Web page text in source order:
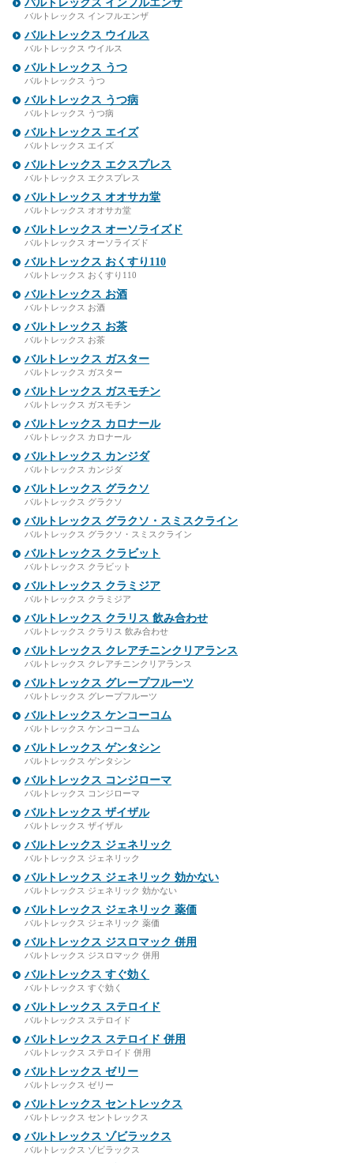
バルトレックス インフルエンザ
バルトレックス インフルエンザ
バルトレックス ウイルス
バルトレックス ウイルス
バルトレックス うつ
バルトレックス うつ
バルトレックス うつ病
バルトレックス うつ病
バルトレックス エイズ
バルトレックス エイズ
バルトレックス エクスプレス
バルトレックス エクスプレス
バルトレックス オオサカ堂
バルトレックス オオサカ堂
バルトレックス オーソライズド
バルトレックス オーソライズド
バルトレックス おくすり110
バルトレックス おくすり110
バルトレックス お酒
バルトレックス お酒
バルトレックス お茶
バルトレックス お茶
バルトレックス ガスター
バルトレックス ガスター
バルトレックス ガスモチン
バルトレックス ガスモチン
バルトレックス カロナール
バルトレックス カロナール
バルトレックス カンジダ
バルトレックス カンジダ
バルトレックス グラクソ
バルトレックス グラクソ
バルトレックス グラクソ・スミスクライン
バルトレックス グラクソ・スミスクライン
バルトレックス クラビット
バルトレックス クラビット
バルトレックス クラミジア
バルトレックス クラミジア
バルトレックス クラリス 飲み合わせ
バルトレックス クラリス 飲み合わせ
バルトレックス クレアチニンクリアランス
バルトレックス クレアチニンクリアランス
バルトレックス グレープフルーツ
バルトレックス グレープフルーツ
バルトレックス ケンコーコム
バルトレックス ケンコーコム
バルトレックス ゲンタシン
バルトレックス ゲンタシン
バルトレックス コンジローマ
バルトレックス コンジローマ
バルトレックス ザイザル
バルトレックス ザイザル
バルトレックス ジェネリック
バルトレックス ジェネリック
バルトレックス ジェネリック 効かない
バルトレックス ジェネリック 効かない
バルトレックス ジェネリック 薬価
バルトレックス ジェネリック 薬価
バルトレックス ジスロマック 併用
バルトレックス ジスロマック 併用
バルトレックス すぐ効く
バルトレックス すぐ効く
バルトレックス ステロイド
バルトレックス ステロイド
バルトレックス ステロイド 併用
バルトレックス ステロイド 併用
バルトレックス ゼリー
バルトレックス ゼリー
バルトレックス セントレックス
バルトレックス セントレックス
バルトレックス ゾビラックス
バルトレックス ゾビラックス